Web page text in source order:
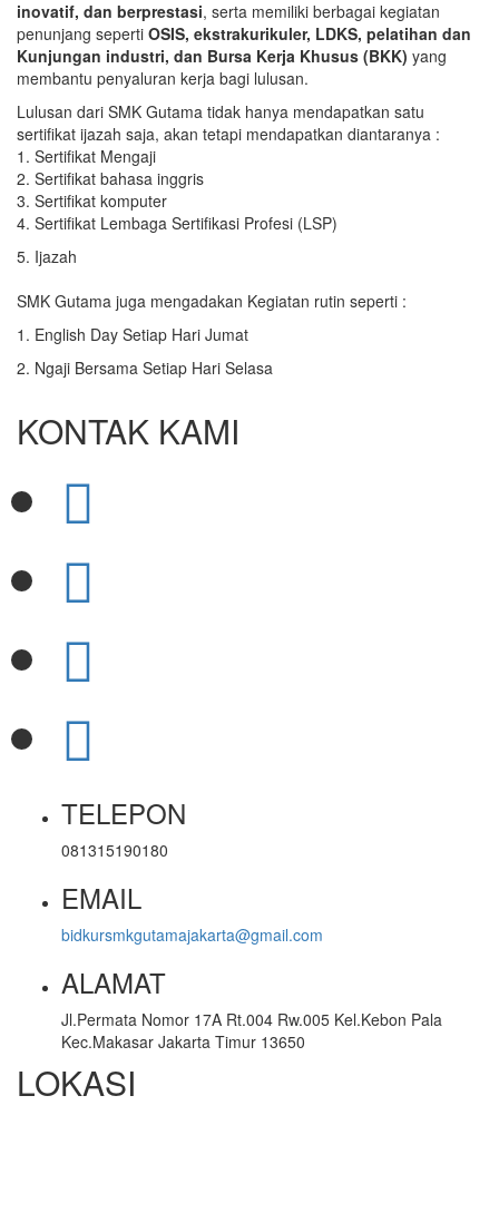
inovatif, dan berprestasi, serta memiliki berbagai kegiatan
penunjang seperti OSIS, ekstrakurikuler, LDKS, pelatihan dan
Kunjungan industri, dan Bursa Kerja Khusus (BKK) yang
membantu penyaluran kerja bagi lulusan.
Lulusan dari SMK Gutama tidak hanya mendapatkan satu
sertifikat ijazah saja, akan tetapi mendapatkan diantaranya :
1. Sertifikat Mengaji
2. Sertifikat bahasa inggris
3. Sertifikat komputer
4. Sertifikat Lembaga Sertifikasi Profesi (LSP)
5. Ijazah
SMK Gutama juga mengadakan Kegiatan rutin seperti :
1. English Day Setiap Hari Jumat
2. Ngaji Bersama Setiap Hari Selasa
KONTAK KAMI
TELEPON
081315190180
EMAIL
bidkursmkgutamajakarta@gmail.com
ALAMAT
Jl.Permata Nomor 17A Rt.004 Rw.005 Kel.Kebon Pala
Kec.Makasar Jakarta Timur 13650
LOKASI